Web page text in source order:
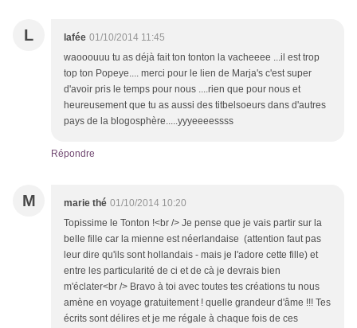
L lafée 01/10/2014 11:45
waooouuu tu as déjà fait ton tonton la vacheeee ...il est trop
top ton Popeye.... merci pour le lien de Marja's c'est super
d'avoir pris le temps pour nous ....rien que pour nous et
heureusement que tu as aussi des titbelsoeurs dans d'autres
pays de la blogosphère.....yyyeeeessss
Répondre
M marie thé 01/10/2014 10:20
Topissime le Tonton !<br /> Je pense que je vais partir sur la
belle fille car la mienne est néerlandaise (attention faut pas
leur dire qu'ils sont hollandais - mais je l'adore cette fille) et
entre les particularité de ci et de cà je devrais bien
m'éclater<br /> Bravo à toi avec toutes tes créations tu nous
amène en voyage gratuitement ! quelle grandeur d'âme !!! Tes
écrits sont délires et je me régale à chaque fois de ces